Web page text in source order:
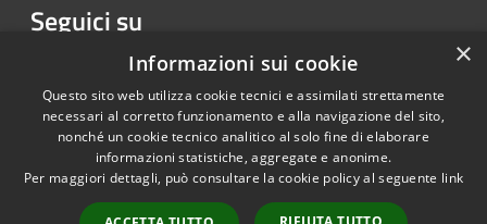
Seguici su
FacebookInstagram
Accessibilità
Copyright © 2026 • Comune di
Montescudaio • Powered by
Municipium• Accesso
×
Informazioni sui cookie
Questo sito web utilizza cookie tecnici e assimilati strettamente
necessari al corretto funzionamento e alla navigazione del sito,
nonché un cookie tecnico analitico al solo fine di elaborare
informazioni statistiche, aggregate e anonime.
Per maggiori dettagli, può consultare la cookie policy al seguente link